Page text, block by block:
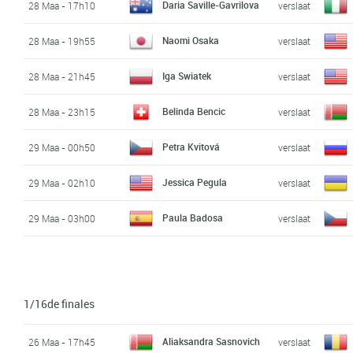
28 Maa - 17h10 Daria Saville-Gavrilova verslaat
28 Maa - 19h55 Naomi Osaka verslaat
28 Maa - 21h45 Iga Swiatek verslaat
28 Maa - 23h15 Belinda Bencic verslaat
29 Maa - 00h50 Petra Kvitová verslaat
29 Maa - 02h10 Jessica Pegula verslaat
29 Maa - 03h00 Paula Badosa verslaat
1/16de finales
26 Maa - 17h45 Aliaksandra Sasnovich verslaat